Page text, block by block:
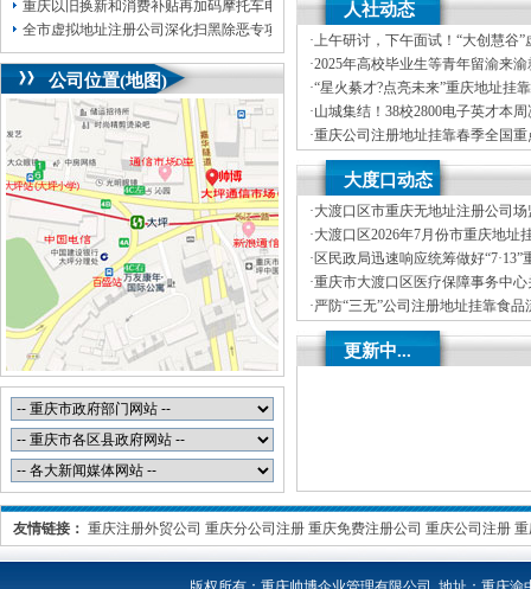
重庆以旧换新和消费补贴再加码摩托车电动自行车首次被纳入，重庆无地址注册
全市虚拟地址注册公司深化扫黑除恶专项斗争部署会议召开
公司位置(地图)
区公司注册地址挂靠域高质量发展
人社动态
·上午研讨，下午面试！“大创慧谷”
司首期就业能力提升实训，精准赋
·2025年高校毕业生等青年留渝来
务活动（梁平区公司注册地址挂靠
·“星火綦才?点亮未来”重庆地址挂
毕业生等青年留渝来渝就业创业对
举办
·山城集结！38校2800电子英才本
湖”重庆创业园，TI杯花落谁家？
·重庆公司注册地址挂靠春季全国
专列满载而归1893名人才达成来渝
新春岁寒情意浓，公司注册地址
心——2025年市领导新春看望慰问
大度口动态
·大渡口区市重庆无地址注册公司
烘焙店食品安全专项检查
·大渡口区2026年7月份市重庆地址
分析
· 区民政局迅速响应统筹做好“7·13”
受灾群众救助工作
·重庆市大渡口区医疗保障事务中心
处理解除医保定点协议医药机构名
·严防“三无”公司注册地址挂靠食
区市场监管局开展零食店食品安全
不听不信不贪恋筑牢全民反诈“心
线——大渡口区开展大型主题反诈
更新中...
友情链接： 重庆注册外贸公司 重庆分公司注册 重庆免费注册公司 重庆公司注册